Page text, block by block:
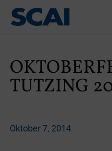
TUTZING
Oktober 7, 2014